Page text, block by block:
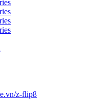
z-flip8